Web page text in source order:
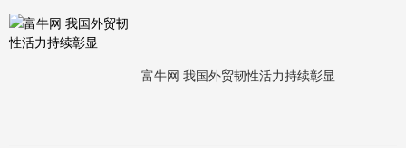
富牛网 我国外贸韧性活力持续彰显